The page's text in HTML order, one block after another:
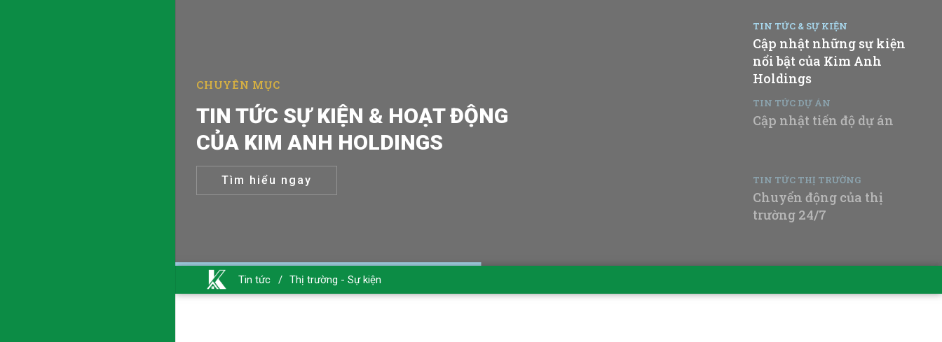
TIN TỨC & SỰ KIỆN
Cập nhật những sự kiện
nổi bật của Kim Anh
Holdings
TIN TỨC DỰ ÁN
Cập nhật tiến độ dự án
TIN TỨC THỊ TRƯỜNG
Chuyển động của thị
trường 24/7
TIN TỨC SỰ KIỆN & HOẠT ĐỘNG
CỦA KIM ANH HOLDINGS
CHUYÊN MỤC
Tìm hiểu ngay
Tin tức / Thị trường - Sự kiện